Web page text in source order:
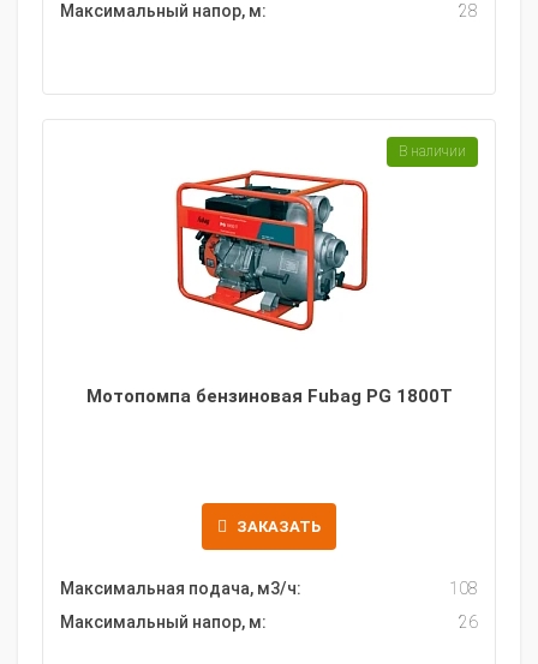
Максимальный напор, м:
28
Мотопомпа бензиновая Fubag PG 1800T
ЗАКАЗАТЬ
Максимальная подача, м3/ч:
108
Максимальный напор, м:
26
В наличии